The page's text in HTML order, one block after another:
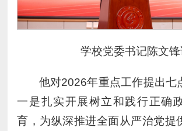
学校党委书记陈文
他对2026年重点工作提出七
一是扎实开展树立和践行正确
育，为纵深推进全面从严治党提